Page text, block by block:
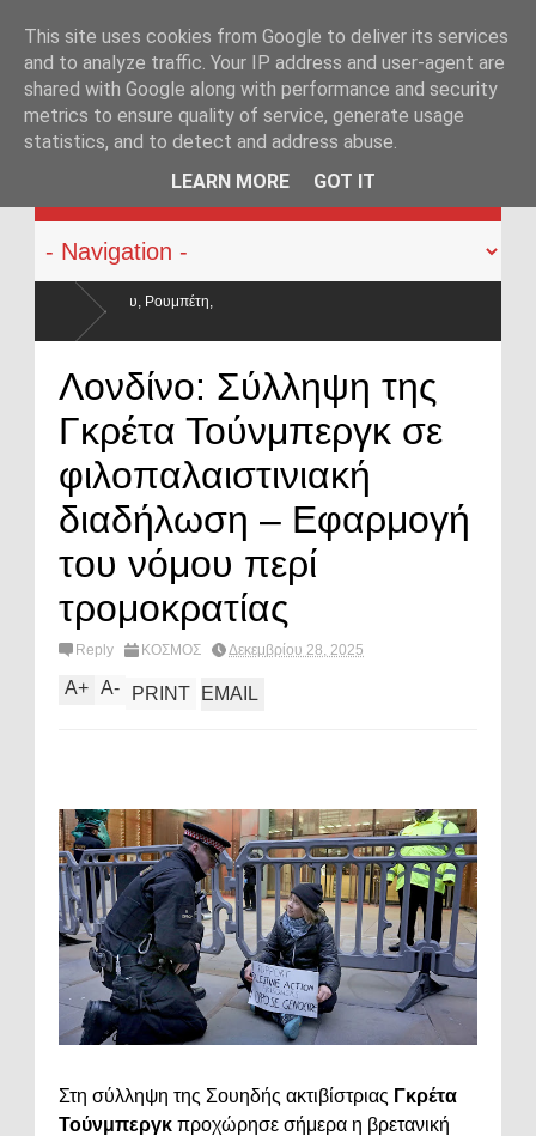
KATEHACKER
Λονδίνο: Σύλληψη της
Γκρέτα Τούνμπεργκ σε
φιλοπαλαιστινιακή
διαδήλωση – Εφαρμογή
του νόμου περί
τρομοκρατίας
Reply ΚΟΣΜΟΣ Δεκεμβρίου 28, 2025
A+ A- PRINT EMAIL
Στη σύλληψη της Σουηδής ακτιβίστριας Γκρέτα
Τούνμπεργκ προχώρησε σήμερα η βρετανική
This site uses cookies from Google to deliver its services
and to analyze traffic. Your IP address and user-agent are
shared with Google along with performance and security
metrics to ensure quality of service, generate usage
statistics, and to detect and address abuse.
LEARN MORE
GOT IT